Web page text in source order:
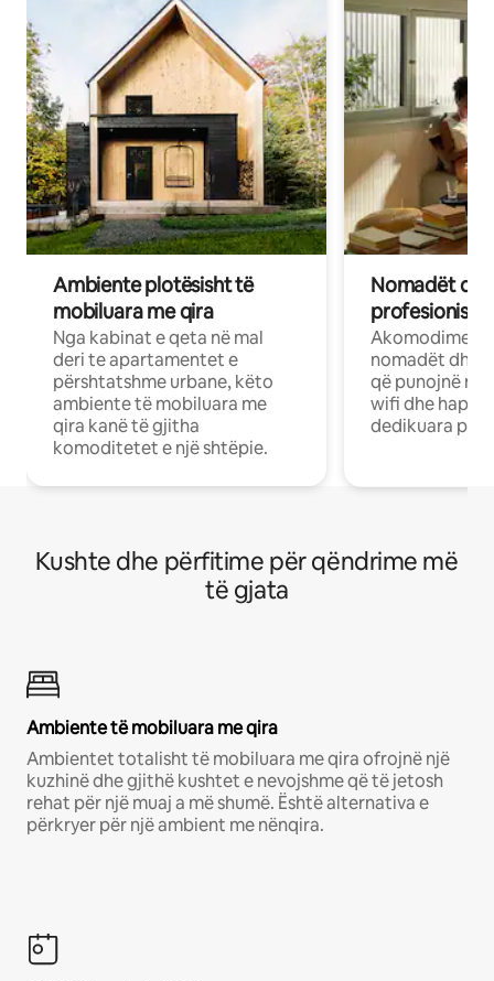
Ambiente plotësisht të
mobiluara me qira
Nga kabinat e qeta në mal
deri te apartamentet e
përshtatshme urbane, këto
ambiente të mobiluara me
qira kanë të gjitha
komoditetet e një shtëpie.
Nomadët
Akomodime
nomadët dhe
që punojnë në
wifi dhe
dedikuara
Kushte dhe përfitime për qëndrime më
të gjata
Ambiente të mobiluara me qira
Ambientet totalisht të mobiluara me qira ofrojnë një
kuzhinë dhe gjithë kushtet e nevojshme që të jetosh
rehat për një muaj a më shumë. Është alternativa e
përkryer për një ambient me nënqira.